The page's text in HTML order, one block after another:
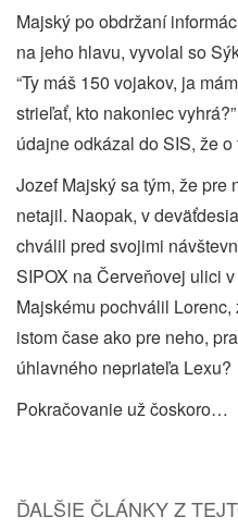
Majský po obdržaní
na jeho hlavu, vyvolal so
“Ty máš 150 vojakov, ja
strieľať, kto nakoniec
údajne odkázal do SIS, že o
Jozef Majský sa tým, že pre
netajil. Naopak, v
chválil pred svojimi
SIPOX na Červeňovej ulici
Majskému pochválil
istom čase ako pre neho,
úhlavného nepriateľa Lexu?
Pokračovanie už čoskoro…
ĎALŠIE ČLÁNKY Z